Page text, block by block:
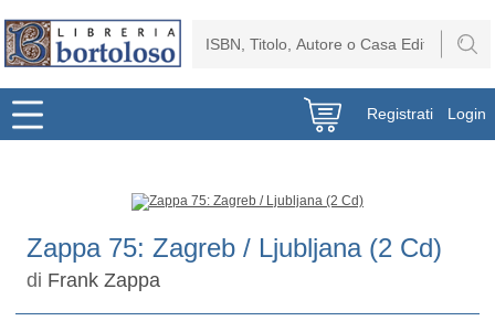
Registrati Login
Zappa 75: Zagreb / Ljubljana (2 Cd)
di Frank Zappa